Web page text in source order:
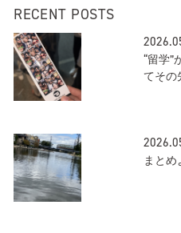
RECENT POSTS
“留学”
てそ
まと